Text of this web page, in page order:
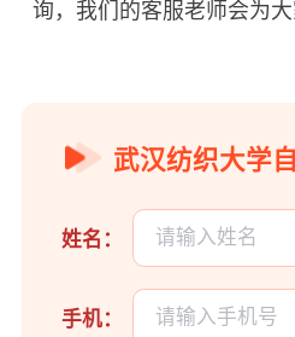
询，我们的客服老师会为大
武汉纺织大学
姓名：
手机：